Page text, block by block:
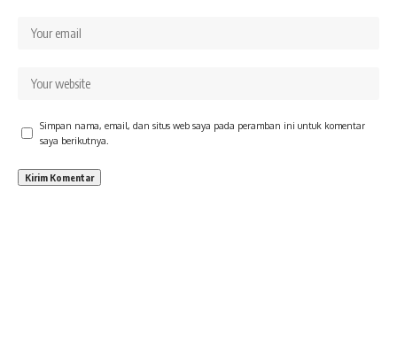
Simpan nama, email, dan situs web saya pada peramban ini untuk komentar
saya berikutnya.